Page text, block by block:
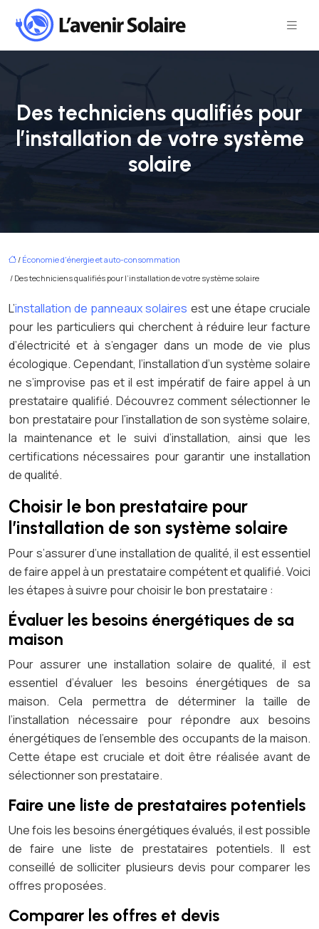
Des techniciens qualifiés pour
l’installation de votre système
solaire
/ Économie d'énergie et auto-consommation
/ Des techniciens qualifiés pour l’installation de votre système solaire
L’installation de panneaux solaires est une étape cruciale
pour les particuliers qui cherchent à réduire leur facture
d’électricité et à s’engager dans un mode de vie plus
écologique. Cependant, l’installation d’un système solaire
ne s’improvise pas et il est impératif de faire appel à un
prestataire qualifié. Découvrez comment sélectionner le
bon prestataire pour l’installation de son système solaire,
la maintenance et le suivi d’installation, ainsi que les
certifications nécessaires pour garantir une installation
de qualité.
Choisir le bon prestataire pour
l’installation de son système solaire
Pour s’assurer d’une installation de qualité, il est essentiel
de faire appel à un prestataire compétent et qualifié. Voici
les étapes à suivre pour choisir le bon prestataire :
Évaluer les besoins énergétiques de sa
maison
Pour assurer une installation solaire de qualité, il est
essentiel d’évaluer les besoins énergétiques de sa
maison. Cela permettra de déterminer la taille de
l’installation nécessaire pour répondre aux besoins
énergétiques de l’ensemble des occupants de la maison.
Cette étape est cruciale et doit être réalisée avant de
sélectionner son prestataire.
Faire une liste de prestataires potentiels
Une fois les besoins énergétiques évalués, il est possible
de faire une liste de prestataires potentiels. Il est
conseillé de solliciter plusieurs devis pour comparer les
offres proposées.
Comparer les offres et devis